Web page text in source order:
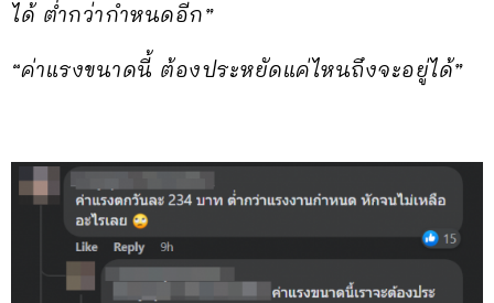
ได้ ต่ำกว่ากำหนดอีก”
“ค่าแรงขนาดนี้ ต้องประหยัดแค่ไหนถึงจะอยู่ได้”